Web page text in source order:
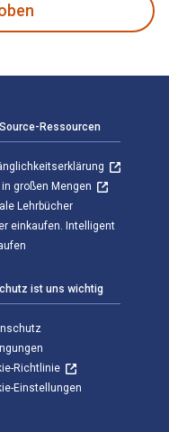
Ressourcen
in großen Mengen
Lehrbücher
einkaufen. Intelligent
ist uns wichtig
Richtlinie
Einstellungen